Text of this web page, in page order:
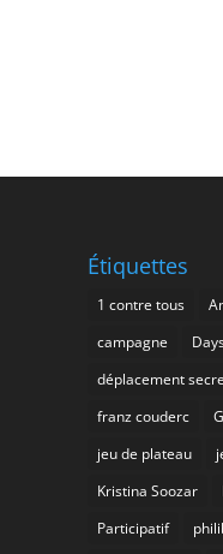
Étiquettes
1 contre tous
campagne
déplacement
franz couderc
jeu de plateau
Kristina Soozar
Participatif